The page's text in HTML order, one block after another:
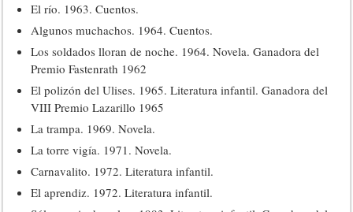
El río. 1963. Cuentos.
Algunos muchachos. 1964. Cuentos.
Los soldados lloran de noche. 1964. Novela. Ganadora del
Premio Fastenrath 1962
El polizón del Ulises. 1965. Literatura infantil. Ganadora del
VIII Premio Lazarillo 1965
La trampa. 1969. Novela.
La torre vigía. 1971. Novela.
Carnavalito. 1972. Literatura infantil.
El aprendiz. 1972. Literatura infantil.